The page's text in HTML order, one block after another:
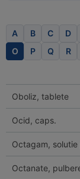
A B C D
O
P Q R
Oboliz, tablete
Ocid, caps.
Octagam,
Octanate,